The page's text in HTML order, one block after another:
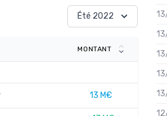
Été 2022
MONTANT
13 M€